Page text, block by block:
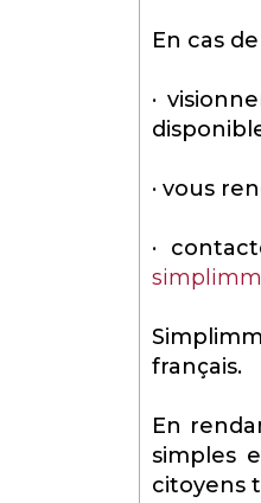
En cas
·
· vous
·
français.
En
simples
citoyens